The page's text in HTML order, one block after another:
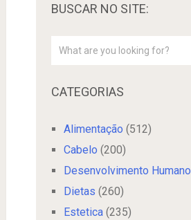
BUSCAR NO SITE:
CATEGORIAS
Alimentação (512)
Cabelo (200)
Desenvolvimento Humano
Dietas (260)
Estetica(235)